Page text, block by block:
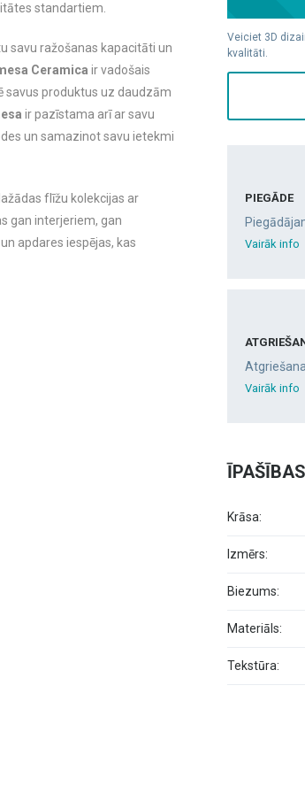
standartiem.
savu ražošanas kapacitāti un
Ceramica ir vadošais
savus produktus uz daudzām
ir pazīstama arī ar savu
un samazinot savu ietekmi
flīžu kolekcijas ar
gan interjeriem, gan
apdares iespējas, kas
Veiciet 3D
kvalitāti.
PIEGĀDE
Vairāk info
Vairāk info
ĪPAŠĪBAS
Krāsa:
Izmērs:
Biezums:
Materiāls:
Tekstūra: